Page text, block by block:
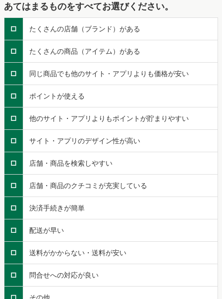
あてはまるものをすべてお選びください。
□ たくさんの店舗（ブランド）がある
□ たくさんの商品（アイテム）がある
□ 同じ商品でも他のサイト・アプリよりも価格が安い
□ ポイントが使える
□ 他のサイト・アプリよりもポイントが貯まりやすい
□ サイト・アプリのデザイン性が高い
□ 店舗・商品を検索しやすい
□ 店舗・商品のクチコミが充実している
□ 決済手続きが簡単
□ 配送が早い
□ 送料がかからない・送料が安い
□ 問合せへの対応が良い
□ その他